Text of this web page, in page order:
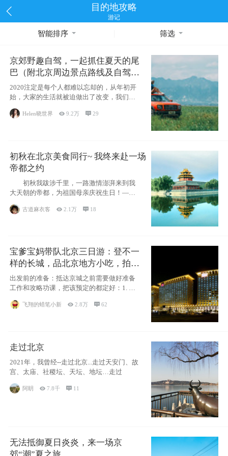
目的地攻略
游记
智能排序 筛选
京郊野趣自驾，一起抓住夏天的尾
巴（附北京周边景点路线及自驾攻
略）
2020注定是每个人都难以忘却的，从年初开
始，大家的生活就被迫做出了改变，我们也
不例外。本来双双辞职是为
Helen晓世界 9.2万 29
初秋在北京美食同行~ 我终来赴一场
帝都之约
初秋我跋涉千里，一路激情澎湃来到我
大天朝的帝都，为祖国母亲庆祝生日！——
古道麻衣客 2.1万  18
宝爹宝妈带队北京三日游：登不一
样的长城，品北京地方小吃，拍盘
古七星夜景！
出发前的准备：抵达京城之前需要做好准备
工作和攻略功课，把该预定的都定好：1. 酒
飞翔的蜡笔小新 2.8万 62
走过北京
2021年，我曾经--走过北京...走过天安门、故
宫、太庙、社稷坛、天坛、地坛…走过
阿眀 7.8千  11
无法抵御夏日炎炎，来一场京